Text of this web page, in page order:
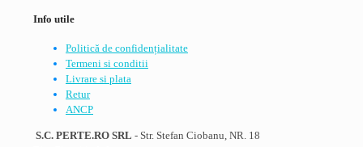
Info utile
Politică de confidențialitate
Termeni si conditii
Livrare si plata
Retur
ANCP
S.C. PERTE.RO SRL - Str. Stefan Ciobanu, NR. 18